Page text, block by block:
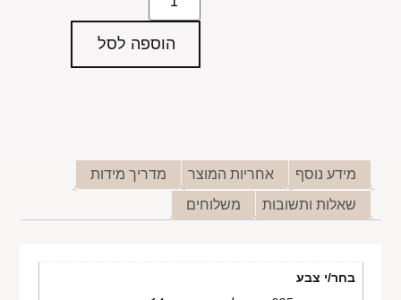
הוספה לסל
מידע נוסף אחריות המוצר
מדריך מידות
שאלות ותשובות
משלוחים
בחר/י צבע